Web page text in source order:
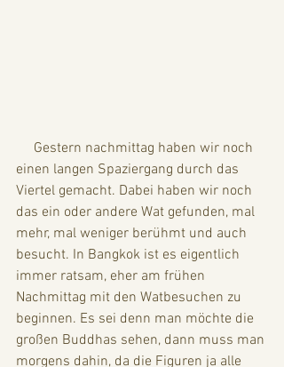
einen langen Spaziergang durch das
Viertel gemacht. Dabei haben wir noch
das ein oder andere Wat gefunden, mal
mehr, mal weniger berühmt und auch
besucht. In Bangkok ist es eigentlich
immer ratsam, eher am frühen
Nachmittag mit den Watbesuchen zu
beginnen. Es sei denn man möchte die
großen Buddhas sehen, dann muss man
morgens dahin, da die Figuren ja alle